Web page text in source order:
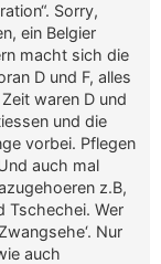
Sorry,
ein Belgier
macht sich die
D und F, alles
waren D und
und die
vorbei. Pflegen
auch mal
z.B,
Tschechei. Wer
Nur
auch